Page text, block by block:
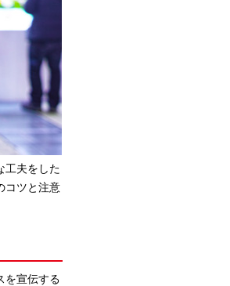
工夫をした
コツと注意
を宣伝する